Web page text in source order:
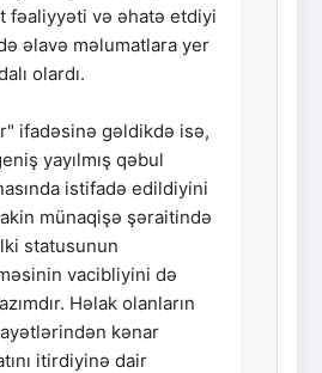
fəaliyyəti və əhatə etdiyi
əlavə məlumatlara yer
olardı.
ifadəsinə gəldikdə isə,
yayılmış qəbul
istifadə edildiyini
münaqişə şəraitində
statusunun
vacibliyini də
Həlak olanların
kənar
itirdiyinə dair